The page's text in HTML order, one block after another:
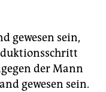
gewesen sein,
der Mann
gewesen sein.